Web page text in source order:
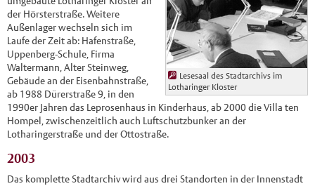
Lesesaal des Stadtarchivs im
Lotharinger Kloster
der Hörsterstraße. Weitere
Außenlager wechseln sich im
Laufe der Zeit ab: Hafenstraße,
Uppenberg-Schule, Firma
Waltermann, Alter Steinweg,
Gebäude an der Eisenbahnstraße,
ab 1988 Dürerstraße 9, in den
1990er Jahren das Leprosenhaus in Kinderhaus, ab 2000 die Villa ten
Hompel, zwischenzeitlich auch Luftschutzbunker an der
Lotharingerstraße und der Ottostraße.
2003
Das komplette Stadtarchiv wird aus drei Standorten in der Innenstadt